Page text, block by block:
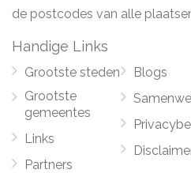
de postcodes van alle
Handige Links
Grootste steden
Grootste
gemeentes
Links
Partners
Blogs